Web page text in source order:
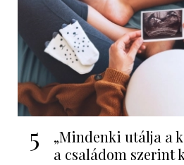
5
„Mindenki utálja a
a családom szerint